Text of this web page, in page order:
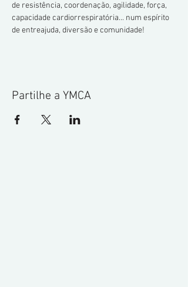
de resistência, coordenação, agilidade, força,
capacidade cardiorrespiratória... num espírito
de entreajuda, diversão e comunidade!
Partilhe a YMCA